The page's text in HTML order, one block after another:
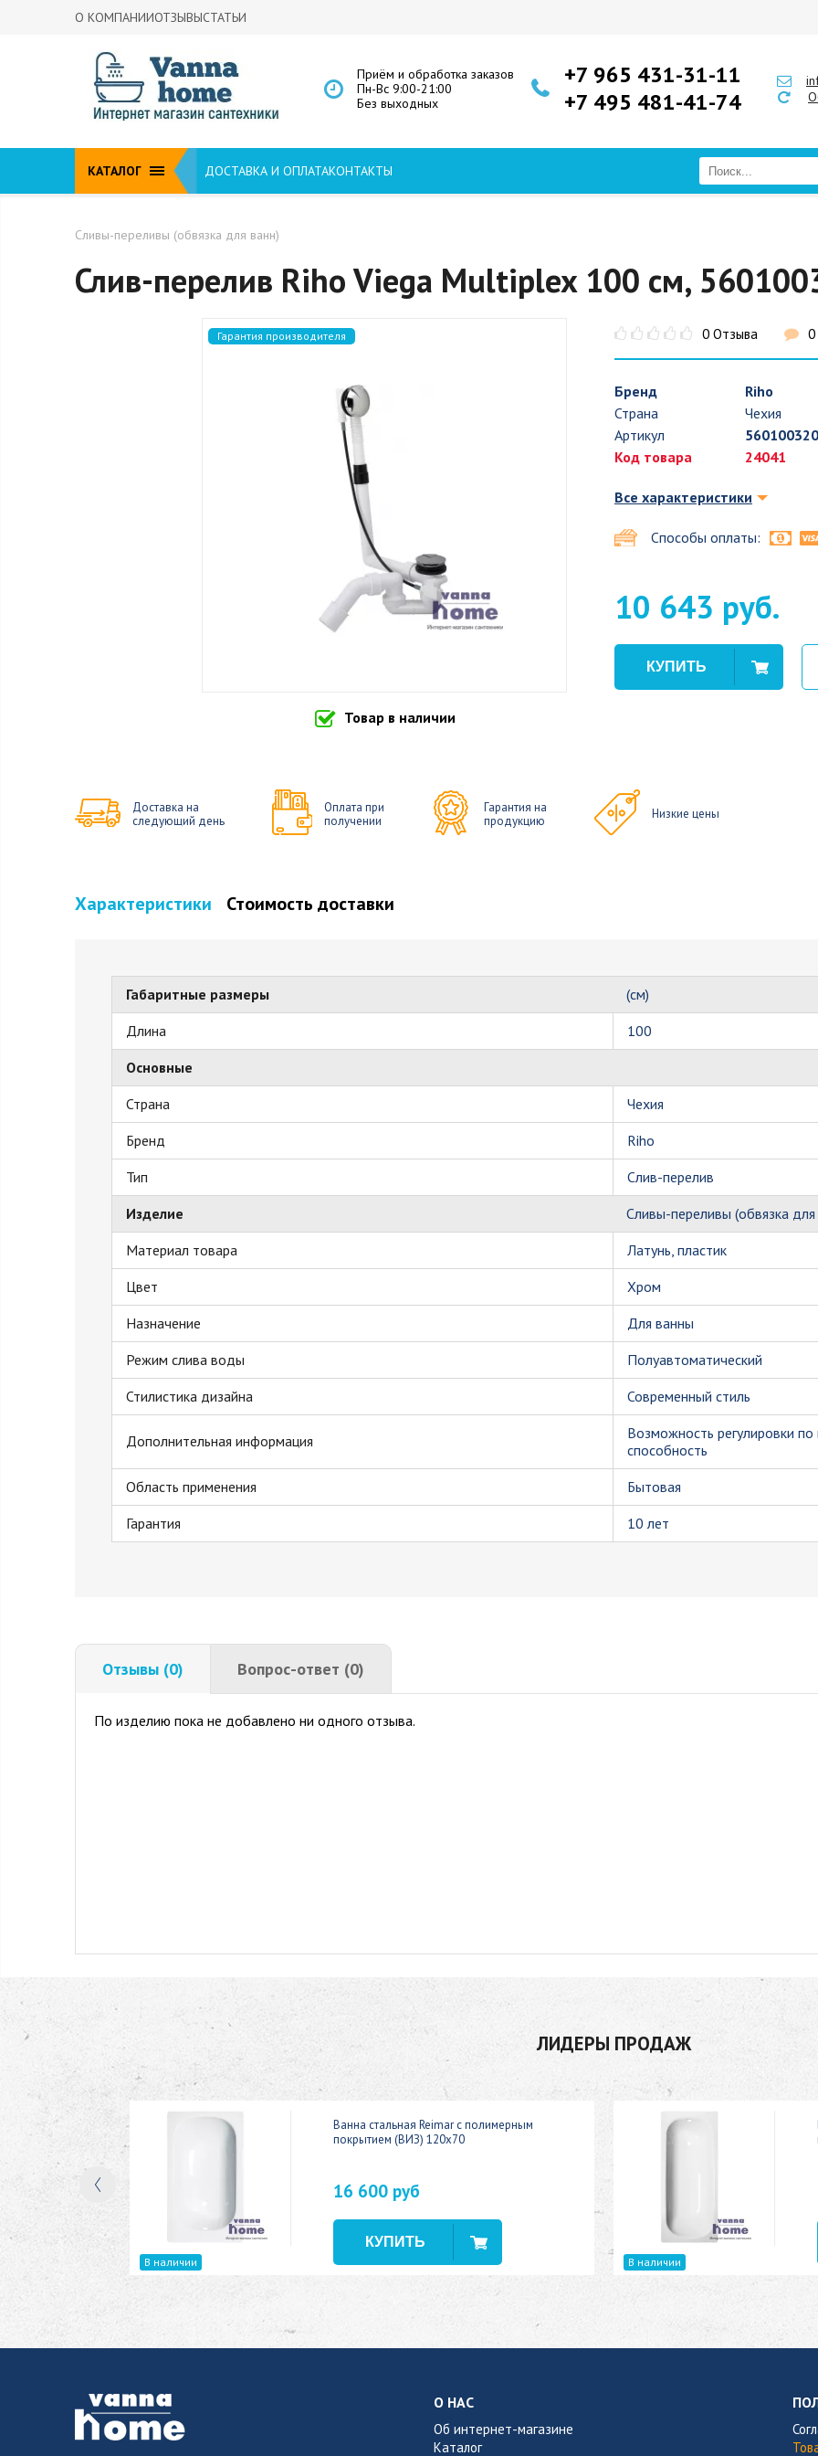
О КОМПАНИИОТЗЫВЫСТАТЬИ
Приём и обработка заказов
Пн-Вс 9:00-21:00
Без выходных
+7 965 431-31-11
+7 495 481-41-74
КАТАЛОГ ДОСТАВКА И ОПЛАТАКОНТАКТЫ
Сливы-переливы (обвязка для ванн)
Слив-перелив Riho Viega Multiplex 100 см,
Гарантия производителя
Товар в наличии
0 Отзыва 0
Бренд
Riho
Страна
Чехия
Артикул
560100320
Код товара
24041
Все характеристики
Способы оплаты:
10 643 руб.
Доставка на
следующий день
Оплата при
получении
Гарантия на
продукцию
Низкие цены
Характеристики Стоимость доставки
Габаритные размеры
(см)
Длина
100
Основные
Страна
Чехия
Бренд
Riho
Тип
Слив-перелив
Изделие
Сливы-переливы (обвязка для
Материал товара
Латунь, пластик
Цвет
Хром
Назначение
Для ванны
Режим слива воды
Полуавтоматический
Стилистика дизайна
Современный стиль
Дополнительная информация
Возможность регулировки
способность
Область применения
Бытовая
Гарантия
10 лет
Отзывы (0) Вопрос-ответ (0)
По изделию пока не добавлено ни одного отзыва.
ЛИДЕРЫ ПРОДАЖ
150x70
В наличии
Ванна стальная Reimar с полимерным
покрытием (ВИЗ) 120x70
16 600 руб
В наличии
О НАС
Об интернет-магазине
Каталог